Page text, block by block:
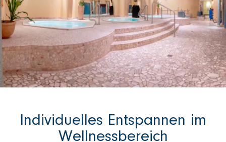
Individuelles Entspannen im
Wellnessbereich